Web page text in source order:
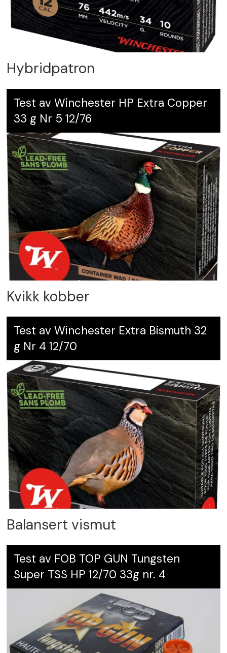
Hybridpatron
Test av Winchester HP Extra Copper
33 g Nr 5 12/76
Kvikk kobber
Test av Winchester Extra Bismuth 32
g Nr 4 12/70
Balansert vismut
Test av FOB TOP GUN Tungsten
Super TSS HP 12/70 33g nr. 4